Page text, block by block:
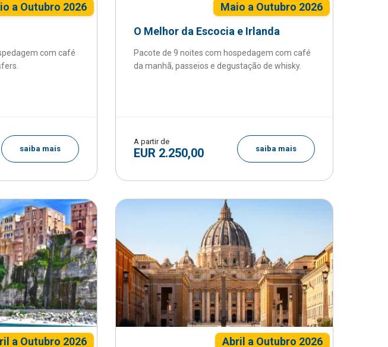
a Outubro 2026
com café
saiba mais
Maio a Outubro 2026
O Melhor da Escocia e Irlanda
Pacote de 9 noites com hospedagem com café
da manhã, passeios e degustação de whisky.
A partir de
EUR 2.250,00 saiba mais
a Outubro 2026
Abril a Outubro 2026